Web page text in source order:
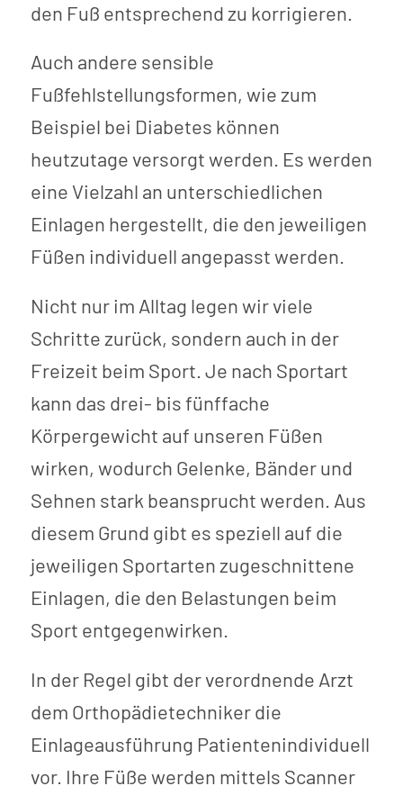
den Fuß entsprechend zu korrigieren.
Auch andere sensible
Fußfehlstellungsformen, wie zum
Beispiel bei Diabetes können
heutzutage versorgt werden. Es werden
eine Vielzahl an unterschiedlichen
Einlagen hergestellt, die den jeweiligen
Füßen individuell angepasst werden.
Nicht nur im Alltag legen wir viele
Schritte zurück, sondern auch in der
Freizeit beim Sport. Je nach Sportart
kann das drei- bis fünffache
Körpergewicht auf unseren Füßen
wirken, wodurch Gelenke, Bänder und
Sehnen stark beansprucht werden. Aus
diesem Grund gibt es speziell auf die
jeweiligen Sportarten zugeschnittene
Einlagen, die den Belastungen beim
Sport entgegenwirken.
In der Regel gibt der verordnende Arzt
dem Orthopädietechniker die
Einlageausführung Patientenindividuell
vor. Ihre Füße werden mittels Scanner